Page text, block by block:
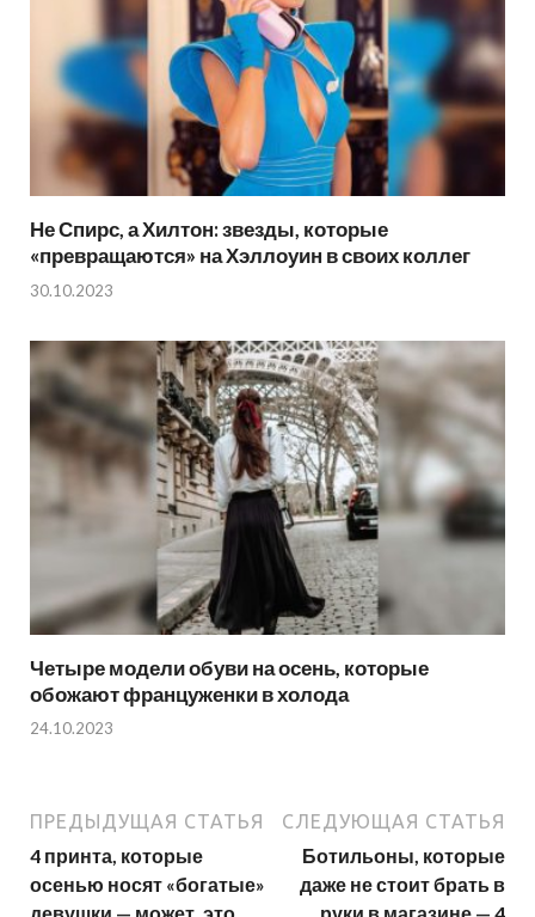
Не Спирс, а Хилтон: звезды, которые
«превращаются» на Хэллоуин в своих коллег
30.10.2023
Четыре модели обуви на осень, которые
обожают француженки в холода
24.10.2023
ПРЕДЫДУЩАЯ СТАТЬЯ
4 принта, которые
осенью носят «богатые»
СЛЕДУЮЩАЯ СТАТЬЯ
Ботильоны, которые
даже не стоит брать в